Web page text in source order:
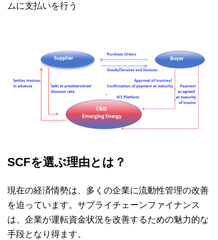
ムに支払いを行う
SCFを選ぶ理由とは？
現在の経済情勢は、多くの企業に流動性管理の改善
を迫っています。サプライチェーンファイナンス
は、企業が運転資金状況を改善するための魅力的な
手段となり得ます。